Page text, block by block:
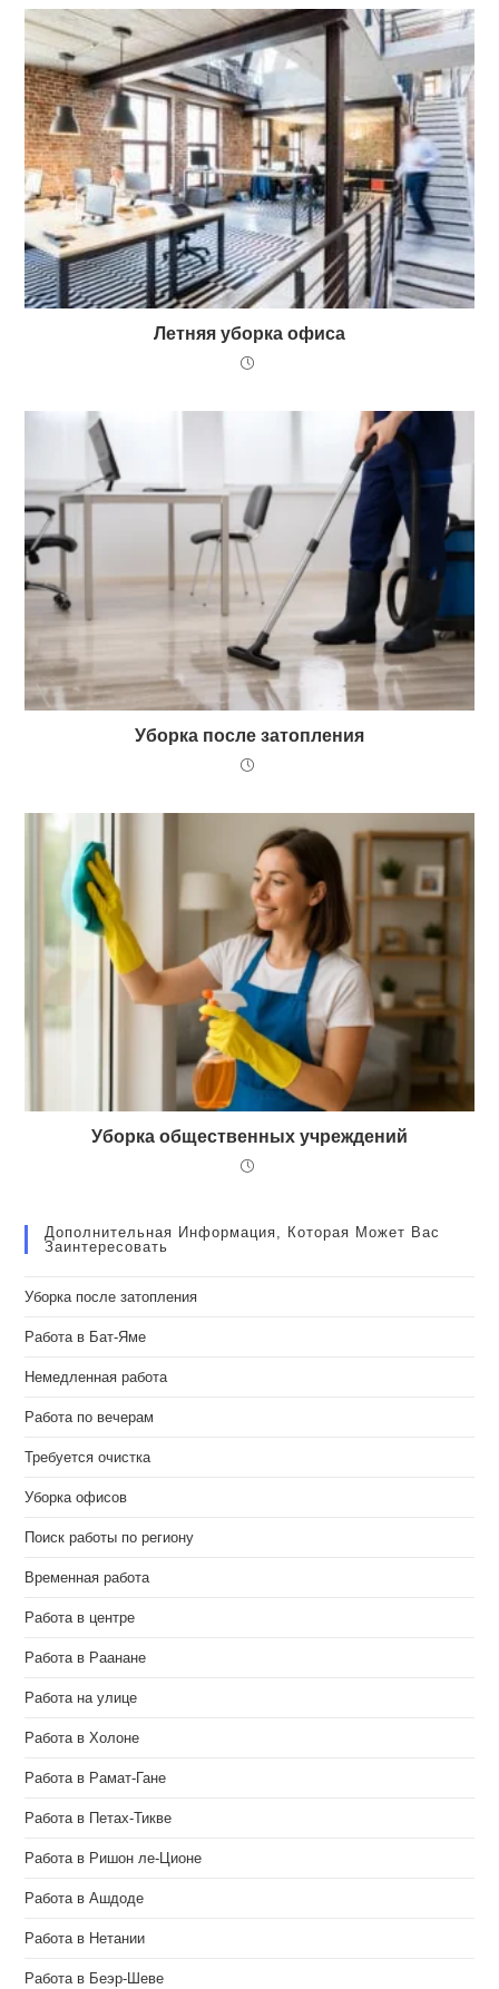
Летняя уборка офиса
Уборка после затопления
Уборка общественных учреждений
Дополнительная Информация, Которая Может Вас
Заинтересовать
Уборка после затопления
Работа в Бат-Яме
Немедленная работа
Работа по вечерам
Требуется очистка
Уборка офисов
Поиск работы по региону
Временная работа
Работа в центре
Работа в Раанане
Работа на улице
Работа в Холоне
Работа в Рамат-Гане
Работа в Петах-Тикве
Работа в Ришон ле-Ционе
Работа в Ашдоде
Работа в Нетании
Работа в Беэр-Шеве